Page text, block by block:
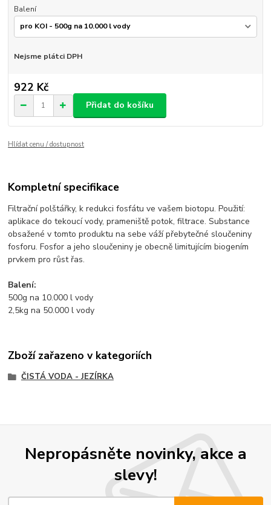
Balení
Nejsme plátci DPH
922 Kč
Přidat do košíku
Hlídat cenu / dostupnost
Kompletní specifikace
Filtrační polštářky, k redukci fosfátu ve vašem biotopu. Použití:
aplikace do tekoucí vody, prameniště potok, filtrace. Substance
obsažené v tomto produktu na sebe váží přebytečné sloučeniny
fosforu. Fosfor a jeho sloučeniny je obecně limitujícím biogením
prvkem pro růst řas.
Balení:
500g na 10.000 l vody
2,5kg na 50.000 l vody
Zboží zařazeno v kategoriích
ČISTÁ VODA - JEZÍRKA
Nepropásněte novinky, akce a
slevy!